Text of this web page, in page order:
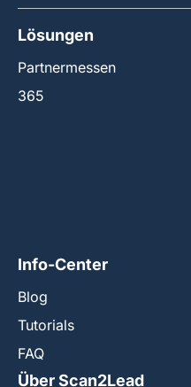
Lösungen
Partnermessen
365
Info-Center
Blog
Tutorials
FAQ
Über Scan2Lead